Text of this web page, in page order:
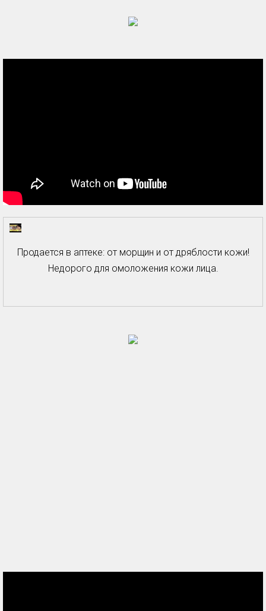
Продается в аптеке: от морщин и от дряблости кожи!
Недорого для омоложения кожи лица.